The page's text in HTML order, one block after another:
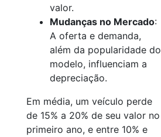
valor.
Mudanças no Mercado:
A oferta e demanda,
além da popularidade do
modelo, influenciam a
depreciação.
Em média, um veículo perde
de 15% a 20% de seu valor no
primeiro ano, e entre 10% e